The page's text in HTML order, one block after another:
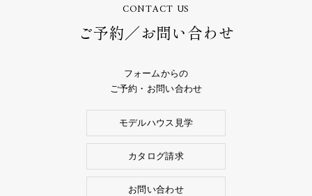
CONTACT US
ご予約／お問い合わせ
フォームからの
ご予約・お問い合わせ
モデルハウス見学
カタログ請求
お問い合わせ